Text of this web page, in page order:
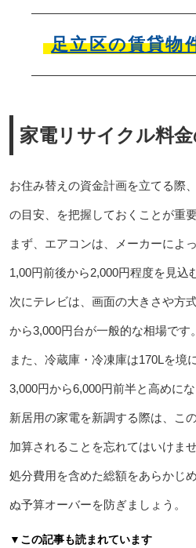
足立区の賃貸物
家電リサイクル料
お住み替えの資金計画を立てる際
の目安、を把握しておくことが重要
まず、エアコンは、メーカーによ
1,00円前後から2,000円程度を見込
次にテレビは、画面の大きさや方
から3,000円台が一般的な相場です。
また、冷蔵庫・冷凍庫は170Lを境
3,000円から6,000円前半と高めにな
新居用の家電を新調する際は、こ
加算されることを忘れてはいけませ
処分費用を含めた総額をあらかじ
ぬ予算オーバーを防ぎましょう。
▼この記事も読まれています